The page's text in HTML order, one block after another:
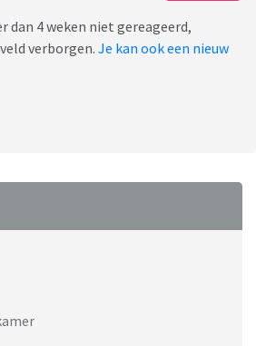
dan 4 weken niet gereageerd,
verborgen. Je kan ook een nieuw